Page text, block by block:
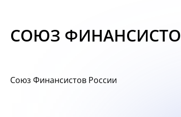
СОЮЗ
Союз Финансистов России